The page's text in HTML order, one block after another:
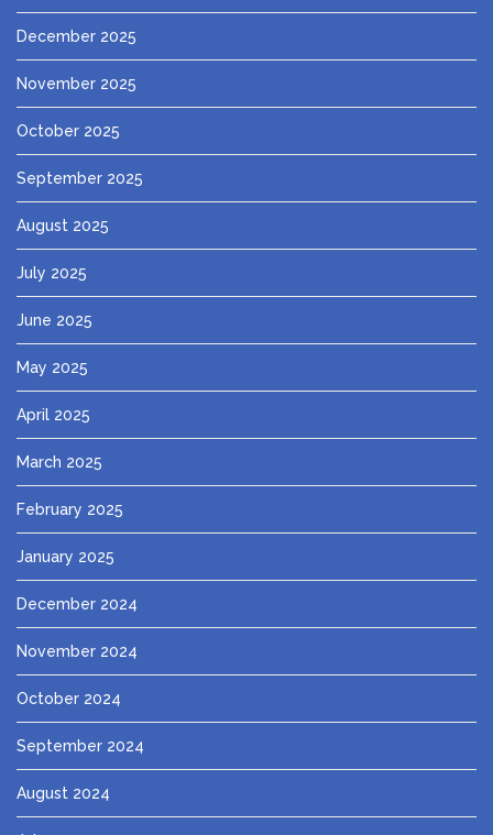
December 2025
November 2025
October 2025
September 2025
August 2025
July 2025
June 2025
May 2025
April 2025
March 2025
February 2025
January 2025
December 2024
November 2024
October 2024
September 2024
August 2024